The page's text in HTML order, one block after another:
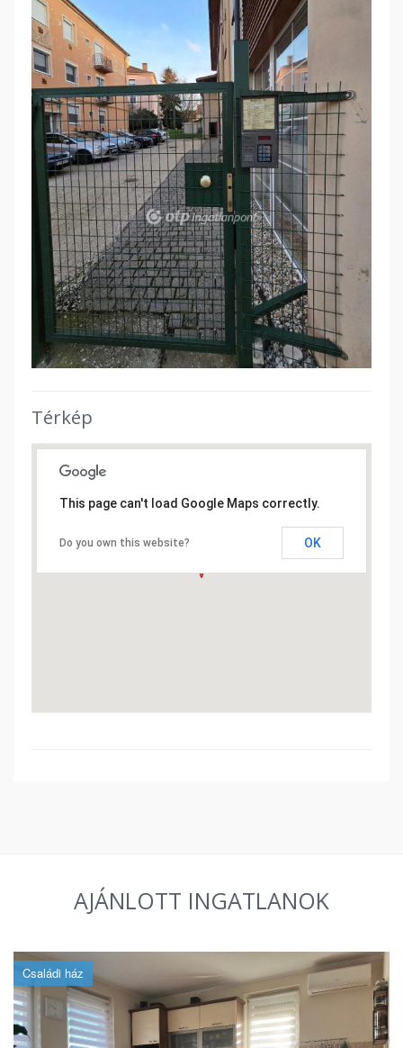
Térkép
This page can't load Google Maps correctly.
Do you own this website? OK
AJÁNLOTT INGATLANOK
Családi ház